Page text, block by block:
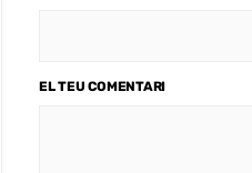
EL TEU COMENTARI